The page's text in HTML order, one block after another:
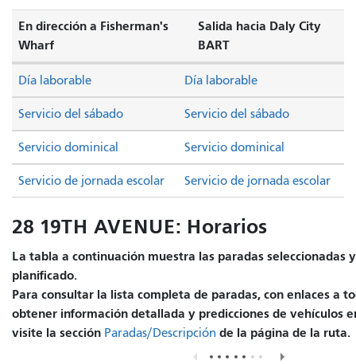
En dirección a Fisherman's
Wharf
Salida hacia Daly City
BART
Servicio del sábado Servicio del sábado
Servicio dominical Servicio dominical
Día laborable Día laborable
Servicio de jornada escolar Servicio de jornada escolar
28 19TH AVENUE: Horarios
La tabla a continuación muestra las paradas seleccionadas
planificado.
Para consultar la lista completa de paradas, con enlaces a
obtener información detallada y predicciones de vehículos
visite la sección Paradas/Descripción de la página de la ruta.